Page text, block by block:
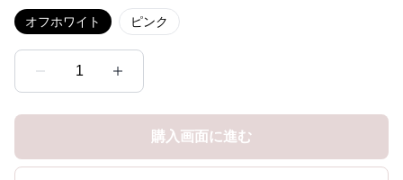
オフホワイト ピンク
1
購入画面に進む